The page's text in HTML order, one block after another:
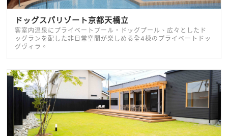
ドッグスパリゾート京都天橋立
客室内温泉にプライベートプール・ドッグプール、広々としたド
ッグランを配した非日常空間が楽しめる全4棟のプライベートドッ
グヴィラ。